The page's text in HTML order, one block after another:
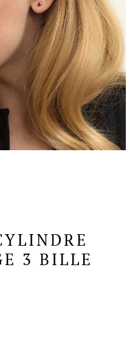
3 BILLE